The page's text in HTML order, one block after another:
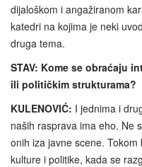
dijaloškom i angažiranom
katedri na kojima je neki
druga tema.
STAV: Kome se obraćaju
ili političkim strukturama?
KULENOVIĆ: I jednima i
naših rasprava ima eho. Ne
onih iza javne scene.
kulture i politike, kada se